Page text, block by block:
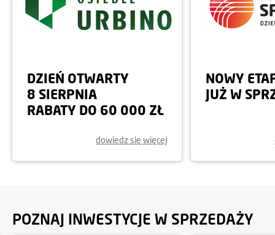
DZIEŃ OTWARTY
8 SIERPNIA
RABATY DO 60 000 ZŁ
dowiedz się więcej
NOWY
JUŻ W
POZNAJ INWESTYCJE W SPRZEDAŻY